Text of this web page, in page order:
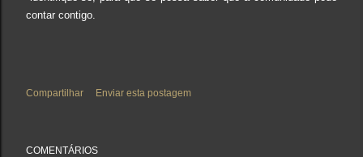
contar contigo.
Compartilhar Enviar esta postagem
COMENTÁRIOS